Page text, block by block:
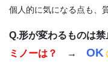
個人的に気になる点も、
Q.形が変わるものは禁
ミノーは？
→ OK